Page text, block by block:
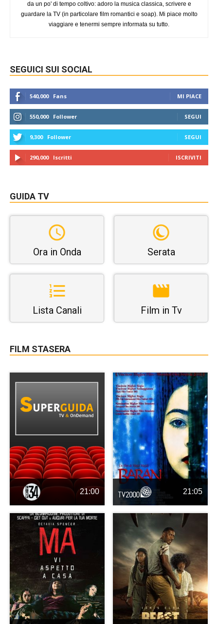
da un po' di tempo coltivo: adoro la musica classica, scrivere e
guardare la TV (in particolare film romantici e soap). Mi piace molto
viaggiare e tenermi sempre informata su tutto.
SEGUICI SUI SOCIAL
540,000 Fans MI PIACE
550,000 Follower SEGUI
9,300 Follower SEGUI
290,000 Iscritti ISCRIVITI
GUIDA TV
Ora in Onda Serata
Lista Canali Film in Tv
FILM STASERA
21:00 21:05